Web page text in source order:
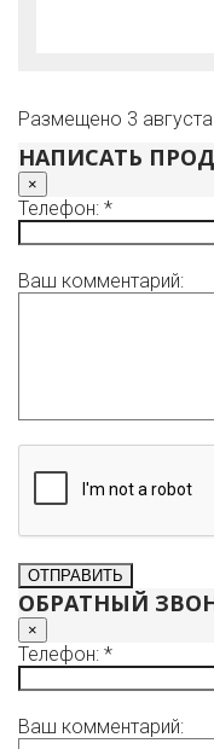
- настольные игры
Размещено 3
НАПИСАТЬ
×
Телефон: *
Ваш комментарий:
ОБРАТНЫЙ
×
Телефон: *
Ваш комментарий: